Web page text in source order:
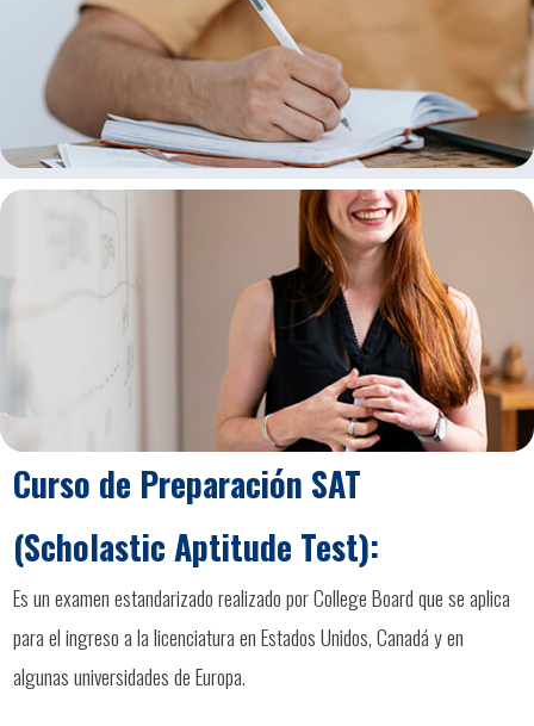
Curso de Preparación SAT
(Scholastic Aptitude Test):
Es un examen estandarizado realizado por College Board que se aplica
para el ingreso a la licenciatura en Estados Unidos, Canadá y en
algunas universidades de Europa.